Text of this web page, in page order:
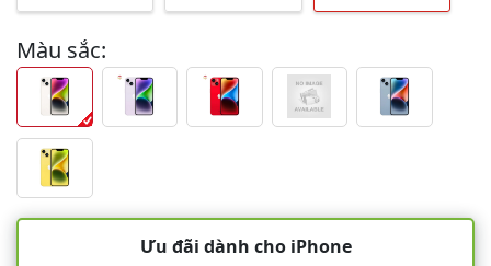
Màu sắc:
Ưu đãi dành cho iPhone